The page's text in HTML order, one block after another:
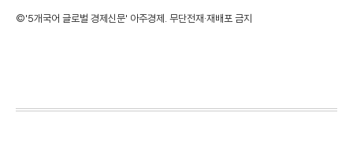
©'5개국어 글로벌 경제신문' 아주경제. 무단전재·재배포 금지